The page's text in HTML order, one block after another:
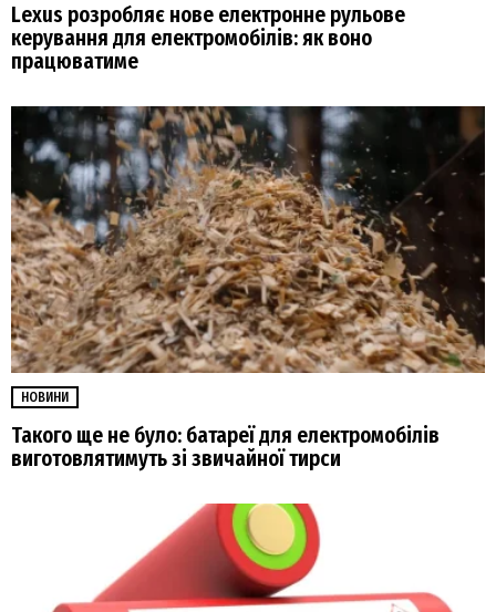
Lexus розробляє нове електронне рульове
керування для електромобілів: як воно
працюватиме
НОВИНИ
Такого ще не було: батареї для електромобілів
виготовлятимуть зі звичайної тирси